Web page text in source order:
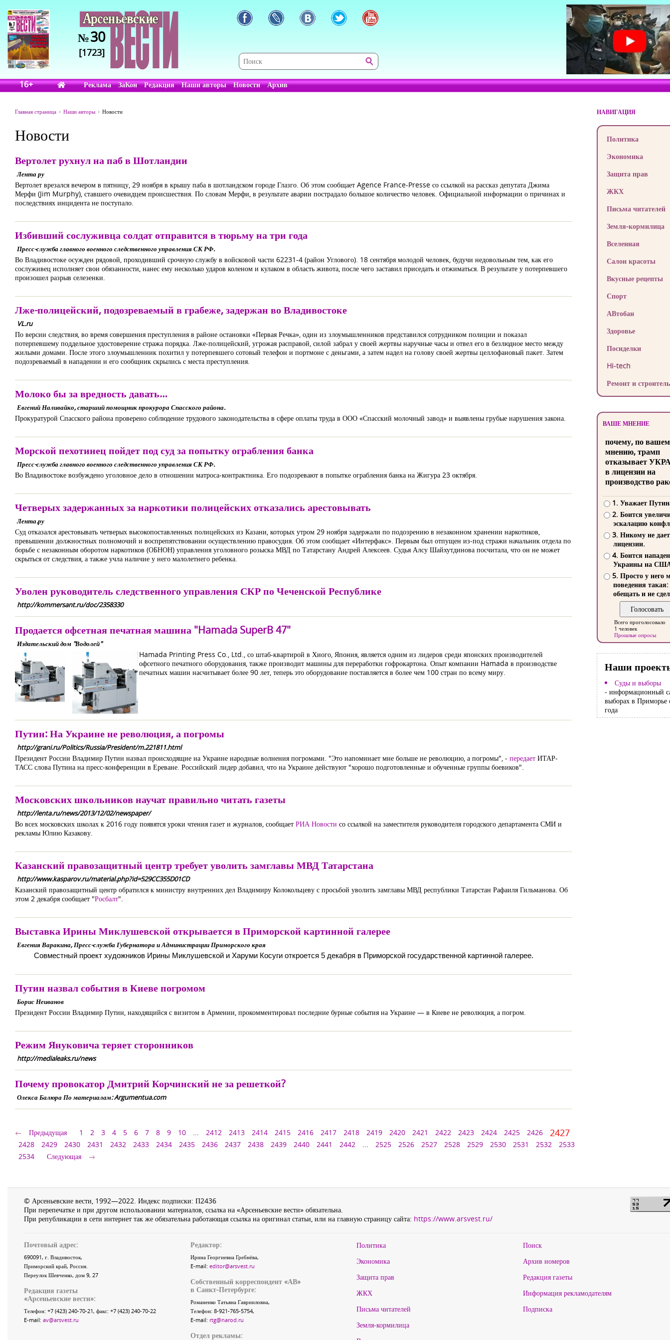
№30
[1723]
16+ Реклама ЗаКон Редакция Наши авторы Новости Архив
Главная страница Наши авторы Новости
Новости
Вертолет рухнул на паб в Шотландии
Лента ру
Вертолет врезался вечером в пятницу, 29 ноября в крышу паба в шотландском городе Глазго. Об этом сообщает Agence France-Presse со ссылкой на рассказ депутата Джима
Мерфи (Jim Murphy), ставшего очевидцем происшествия. По словам Мерфи, в результате аварии пострадало большое количество человек. Официальной информации о причинах и
последствиях инцидента не поступало.
Избивший сослуживца солдат отправится в тюрьму на три года
Пресс-служба главного военного следственного управления СК РФ.
Во Владивостоке осужден рядовой, проходивший срочную службу в войсковой части 62231-4 (район Углового). 18 сентября молодой человек, будучи недовольным тем, как его
сослуживец исполняет свои обязанности, нанес ему несколько ударов коленом и кулаком в область живота, после чего заставил приседать и отжиматься. В результате у потерпевшего
произошел разрыв селезенки.
Лже-полицейский, подозреваемый в грабеже, задержан во Владивостоке
VL.ru
По версии следствия, во время совершения преступления в районе остановки «Первая Речка», один из злоумышленников представился сотрудником полиции и показал
потерпевшему поддельное удостоверение стража порядка. Лже-полицейский, угрожая расправой, силой забрал у своей жертвы наручные часы и отвел его в безлюдное место между
жилыми домами. После этого злоумышленник похитил у потерпевшего сотовый телефон и портмоне с деньгами, а затем надел на голову своей жертвы целлофановый пакет. Затем
подозреваемый в нападении и его сообщник скрылись с места преступления.
Молоко бы за вредность давать…
Евгений Наливайко, старший помощник прокурора Спасского района.
Прокуратурой Спасского района проверено соблюдение трудового законодательства в сфере оплаты труда в ООО «Спасский молочный завод» и выявлены грубые нарушения закона.
Морской пехотинец пойдет под суд за попытку ограбления банка
Пресс-служба главного военного следственного управления СК РФ.
Во Владивостоке возбуждено уголовное дело в отношении матроса-контрактника. Его подозревают в попытке ограбления банка на Жигура 23 октября.
Четверых задержанных за наркотики полицейских отказались арестовывать
Лента.ру
Суд отказался арестовывать четверых высокопоставленных полицейских из Казани, которых утром 29 ноября задержали по подозрению в незаконном хранении наркотиков,
превышении должностных полномочий и воспрепятствовании осуществлению правосудия. Об этом сообщает «Интерфакс». Первым был отпущен из-под стражи начальник отдела по
борьбе с незаконным оборотом наркотиков (ОБНОН) управления уголовного розыска МВД по Татарстану Андрей Алексеев. Судья Алсу Шайхутдинова посчитала, что он не может
скрыться от следствия, а также учла наличие у него малолетнего ребенка.
Уволен руководитель следственного управления СКР по Чеченской Республике
http://kommersant.ru/doc/2358330
Продается офсетная печатная машина "Hamada SuperB 47"
Издательский дом "Водолей"
Hamada Printing Press Co., Ltd., со штаб-квартирой в Хиого, Япония, является одним из лидеров среди японских производителей
офсетного печатного оборудования, также производит машины для переработки гофрокартона. Опыт компании Hamada в производстве
печатных машин насчитывает более 90 лет, теперь это оборудование поставляется в более чем 100 стран по всему миру.
Путин: На Украине не революция, а погромы
http://grani.ru/Politics/Russia/President/m.221811.html
Президент России Владимир Путин назвал происходящие на Украине народные волнения погромами. "Это напоминает мне больше не революцию, а погромы", - передает ИТАР-
ТАСС слова Путина на пресс-конференции в Ереване. Российский лидер добавил, что на Украине действуют "хорошо подготовленные и обученные группы боевиков".
Московских школьников научат правильно читать газеты
http://lenta.ru/news/2013/12/02/newspaper/
Во всех московских школах к 2016 году появятся уроки чтения газет и журналов, сообщает РИА Новости со ссылкой на заместителя руководителя городского департамента СМИ и
рекламы Юлию Казакову.
Казанский правозащитный центр требует уволить замглавы МВД Татарстана
http://www.kasparov.ru/material.php?id=529CC355D01CD
Казанский правозащитный центр обратился к министру внутренних дел Владимиру Колокольцеву с просьбой уволить замглавы МВД республики Татарстан Рафаиля Гильманова. Об
этом 2 декабря сообщает "Росбалт".
Выставка Ирины Миклушевской открывается в Приморской картинной галерее
Евгения Варакина, Пресс-служба Губернатора и Администрации Приморского края
Совместный проект художников Ирины Миклушевской и Харуми Косуги откроется 5 декабря в Приморской государственной картинной галерее.
Путин назвал события в Киеве погромом
Борис Неиванов
Президент России Владимир Путин, находящийся с визитом в Армении, прокомментировал последние бурные события на Украине — в Киеве не революция, а погром.
Режим Януковича теряет сторонников
http://medialeaks.ru/news
Почему провокатор Дмитрий Корчинский не за решеткой?
Олекса Балюра По материалам: Argumentua.com
Предыдущая 1 2 3 4 5 6 7 8 9 10 ... 2412 2413 2414 2415 2416 2417 2418 2419 2420 2421 2422 2423 2424 2425 2426 2427
2428 2429 2430 2431 2432 2433 2434 2435 2436 2437 2438 2439 2440 2441 2442 ... 2525 2526 2527 2528 2529 2530 2531 2532
2533
2534
Следующая
НАВИГАЦИЯ
Политика
Экономика
Защита прав
ЖКХ
Письма читателей
Земля-кормилица
Вселенная
Салон красоты
Вкусные рецепты
Спорт
АВтобан
Здоровье
Посиделки
Hi-tech
Ремонт и
ВАШЕ МНЕНИЕ
почему, по
мнению, трамп
отказывает
в лицензии на
производство
1. Уважает
2. Боится
эскалацию
3. Никому не
лицензии.
4. Боится
Украины на
5. Просто у него
поведения такая:
обещать и не
Всего проголосовало
1 человек
Прошлые опросы
Наши
Суды и выборы
- информационный
выборах в Приморье
года
© Арсеньевские вести, 1992—2022. Индекс подписки: П2436
При перепечатке и при другом использовании материалов, ссылка на «Арсеньевские вести» обязательна.
При републикации в сети интернет так же обязательна работающая ссылка на оригинал статьи, или на главную страницу сайта: https://www.arsvest.ru/
Почтовый адрес:
690091, г. Владивосток,
Приморский край, Россия.
Переулок Шевченко, дом 9, 27
Редакция газеты
«Арсеньевские вести»:
Телефон: +7 (423) 240-70-21, факс: +7 (423) 240-70-22
E-mail: av@arsvest.ru
Редактор:
Ирина Георгиевна Гребнёва,
E-mail: editor@arsvest.ru
Собственный корреспондент «АВ»
в Санкт-Петербурге:
Романенко Татьяна Гаврииловна,
Телефон: 8-921-765-5754,
E-mail: rtg@narod.ru
Отдел рекламы:
Политика
Экономика
Защита прав
ЖКХ
Письма читателей
Земля-кормилица
Поиск
Архив номеров
Редакция газеты
Информация рекламодателям
Подписка